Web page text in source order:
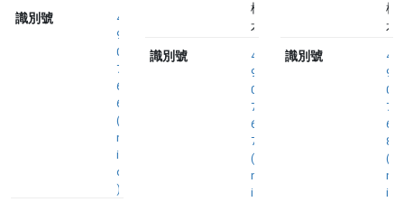
識別號
4
9
0
7
6
6
(
n
i
d
)
標
本
識別號
4
9
0
7
6
7
(
n
i
標
本
識別號
4
9
0
7
6
8
(
n
i